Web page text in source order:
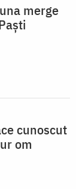
merge
cunoscut
om